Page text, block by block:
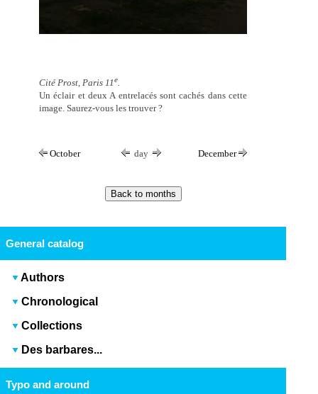
Cité Prost, Paris 11e.
Un éclair et deux A entrelacés sont cachés dans cette
image. Saurez-vous les trouver ?
October day December
General catalog
Authors
Chronological
Collections
Des barbares...
Typo and around